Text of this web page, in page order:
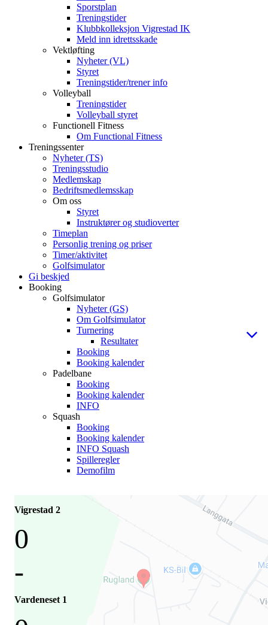
Sporstplan
Treningstider
Klubbkolleksjon Vigrestad IK
Meld inn idrettsskade
Vektløfting
Nyheter (VL)
Styret
Treningstider/trener info
Volleyball
Treningstider
Volleyball styret
Functionell Fitness
Om Functional Fitness
Treningssenter
Nyheter (TS)
Treningsstudio
Medlemskap
Bedriftsmedlemsskap
Om oss
Styret
Instruktører og studioverter
Timeplan
Personlig trening og priser
Timer/aktivitet
Golfsimulator
Gi beskjed
Booking
Golfsimulator
Nyheter (GS)
Om Golfsimulator
Turnering
Resultater
Booking
Booking kalender
Padelbane
Booking
Booking kalender
INFO
Squash
Booking
Booking kalender
INFO Squash
Spilleregler
Demofilm
Vigrestad 2
0
-
Vardeneset 1